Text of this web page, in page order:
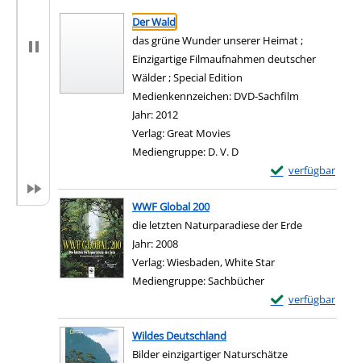
Suchergebnis
Zu den Suchfiltern springen
Der Wald
das grüne Wunder unserer Heimat ;
Einzigartige Filmaufnahmen deutscher
Wälder ; Special Edition
Suche nach diesem Verfasser
Medienkennzeichen: DVD-Sachfilm
Jahr:2012
Verlag:Great Movies
Mediengruppe: D. V. D
verfügbar
Exemplar-Details
Zum Download
WWF Global 200
die letzten Naturparadiese der Erde
Suche nach diesem Verfasser
Jahr:2008
Verlag:Wiesbaden, White Star
Mediengruppe:Sachbücher
verfügbar
Exemplar-Details
Zum Download
Wildes Deutschland
Bilder einzigartiger Naturschätze